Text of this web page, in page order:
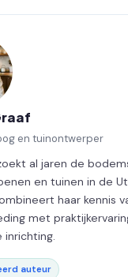
en tuinontwerper
al jaren de
en tuinen in de
haar kennis
met
inrichting.
auteur